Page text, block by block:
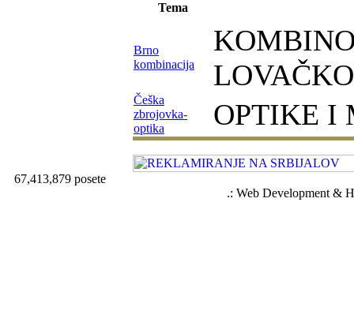
Tema
Brno
kombinacija
Češka
zbrojovka-
optika
OPTIKE I
67,413,879 posete
.: Web Development &